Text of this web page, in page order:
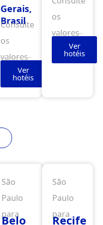
Gerais,
Brasil
Consulte
os
valores
Ver
hotéis
os
valores
Ver
hotéis
São
Paulo
para
Belo
São
Paulo
para
Recife